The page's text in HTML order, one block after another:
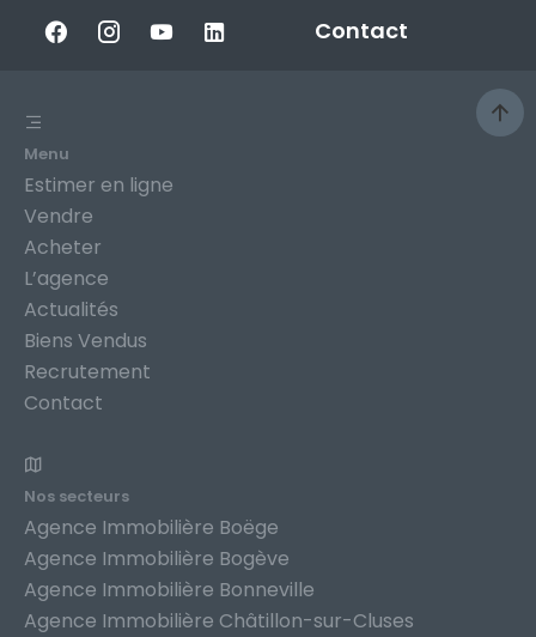
Contact
Menu
Estimer en ligne
Vendre
Acheter
L’agence
Actualités
Biens Vendus
Recrutement
Contact
Nos secteurs
Agence Immobilière Boëge
Agence Immobilière Bogève
Agence Immobilière Bonneville
Agence Immobilière Châtillon-sur-Cluses